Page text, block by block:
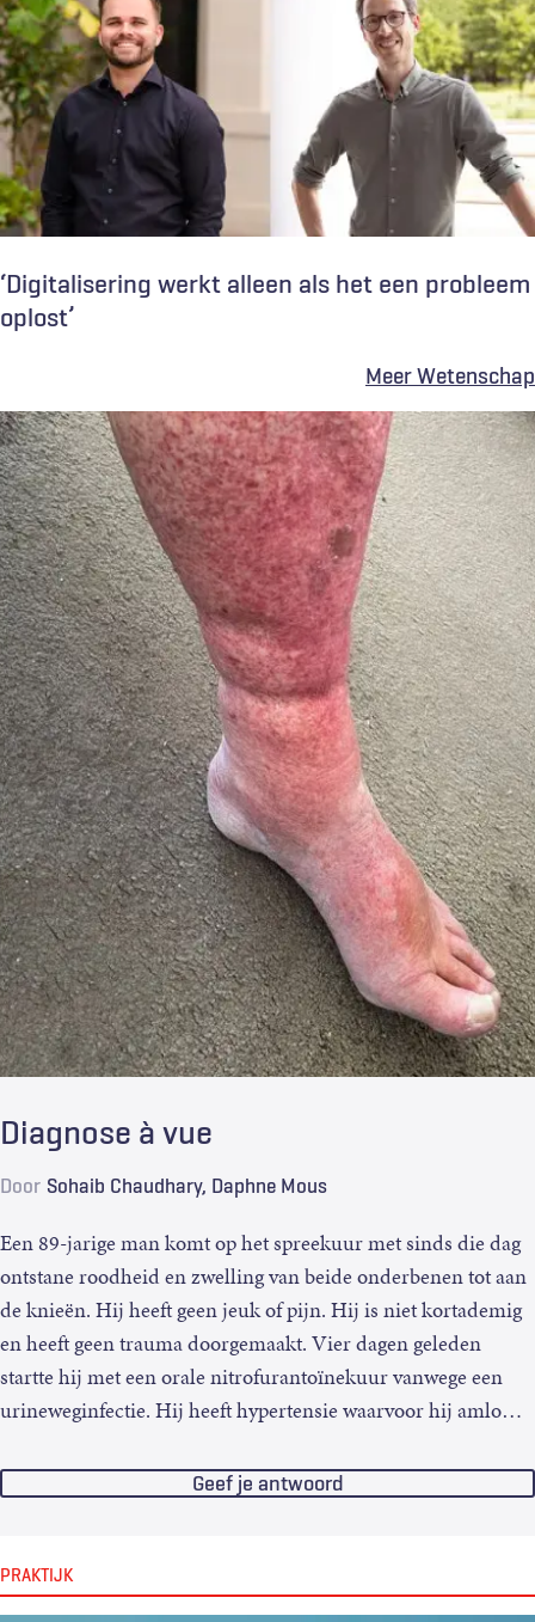
‘Digitalisering werkt alleen als het een probleem
oplost’
Meer Wetenschap
Diagnose à vue
Door Sohaib Chaudhary Daphne Mous
Een 89-jarige man komt op het spreekuur met sinds die dag
ontstane roodheid en zwelling van beide onderbenen tot aan
de knieën. Hij heeft geen jeuk of pijn. Hij is niet kortademig
en heeft geen trauma doorgemaakt. Vier dagen geleden
startte hij met een orale nitrofurantoïnekuur vanwege een
urineweginfectie. Hij heeft hypertensie waarvoor hij amlo…
Geef je antwoord
PRAKTIJK